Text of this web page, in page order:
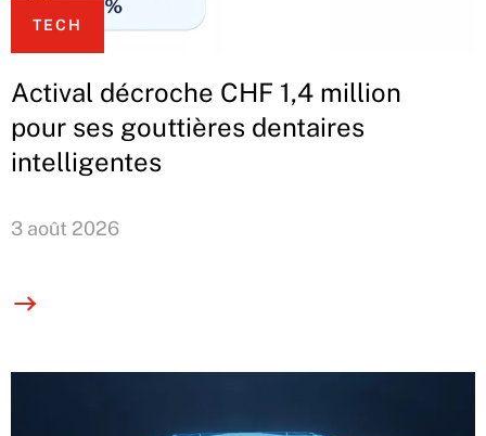
TECH
Actival décroche CHF 1,4 million
pour ses gouttières dentaires
intelligentes
3 août 2026